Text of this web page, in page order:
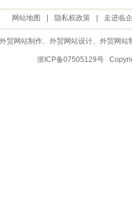
网站地图 隐私权政策 走进临企
贸网站制作、 外贸网站设计、 外贸网站
浙ICP备07505129号